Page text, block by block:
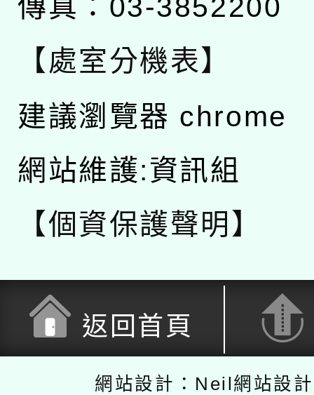
傳真：03-3852200
【處室分機表】
建議瀏覽器 chrome
網站維護:資訊組
【個資保護聲明】
返回首頁
網站設計：Neil網站設